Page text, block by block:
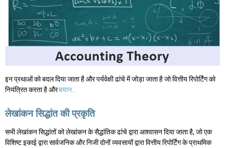
इन प्रथाओं को बदल दिया जाता है और पर्यवेक्षी ढांचे में जोड़ा जाता है जो वित्तीय रिपोर्टिंग को
नियंत्रित करता है औरबयान
लेखांकन सिद्धांत की प्रकृति
सभी लेखांकन सिद्धांतों को लेखांकन के सैद्धांतिक ढांचे द्वारा आश्वासन दिया जाता है, जो एक
विशिष्ट इकाई द्वारा सार्वजनिक और निजी दोनों व्यवसायों द्वारा वित्तीय रिपोर्टिंग के प्राथमिक